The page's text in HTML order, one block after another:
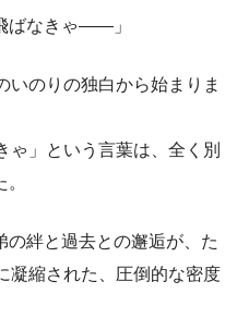
ばなきゃ——」
いのりの独白から始まりま
ゃ」という言葉は、全く別
絆と過去との邂逅が、た
凝縮された、圧倒的な密度